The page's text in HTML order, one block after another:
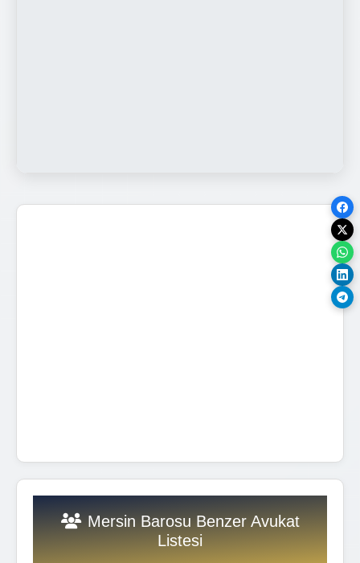
Mersin Barosu Benzer Avukat
Listesi